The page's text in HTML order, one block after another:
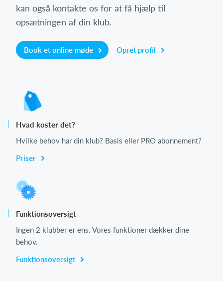
kan også kontakte os for at få hjælp til
opsætningen af din klub.
Book et online møde Opret profil
Hvad koster det?
Hvilke behov har din klub? Basis eller PRO abonnement?
Priser
Funktionsoversigt
Ingen 2 klubber er ens. Vores funktioner dækker dine
behov.
Funktionsoversigt